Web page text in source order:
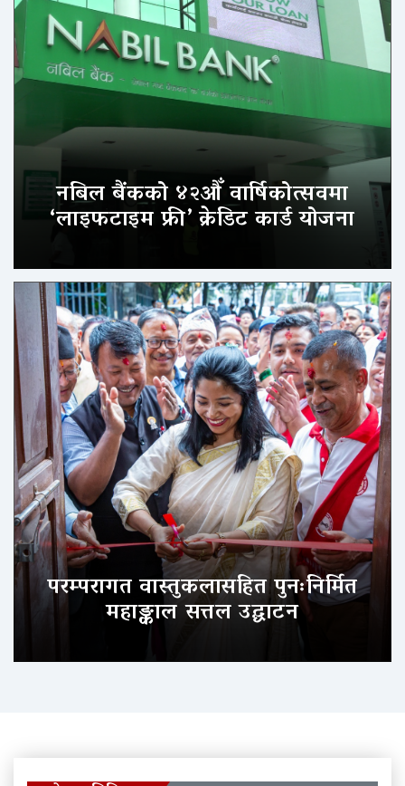
नबिल बैंकको ४२औँ वार्षिकोत्सवमा
‘लाइफटाइम फ्री’ क्रेडिट कार्ड योजना
परम्परागत वास्तुकलासहित पुनःनिर्मित
महाङ्काल सत्तल उद्घाटन